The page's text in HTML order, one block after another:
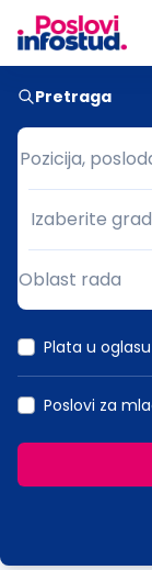
Pretraga
Pozicija,
Pozicija,
Grad
Izaberite grad
Oblast rada
Plata u oglasu
Poslovi za